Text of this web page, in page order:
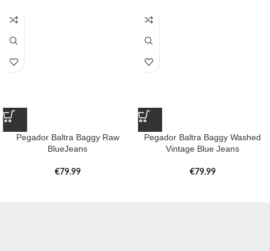
Pegador Baltra Baggy Raw
BlueJeans
€79.99
Pegador Baltra Baggy Washed
Vintage Blue Jeans
€79.99